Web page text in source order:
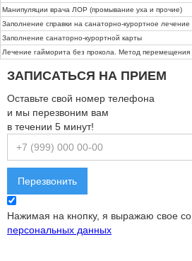
Манипуляции врача ЛОР (промывание уха и прочие)
Заполнение справки на санаторно-курортное лечение
Заполнение санаторно-курортной карты
Лечение гайморита без прокола. Метод перемещения
ЗАПИСАТЬСЯ НА ПРИЕМ
Оставьте свой номер телефона
и мы перезвоним вам
в течении 5 минут!
Нажимая на кнопку, я выражаю свое
персональных данных